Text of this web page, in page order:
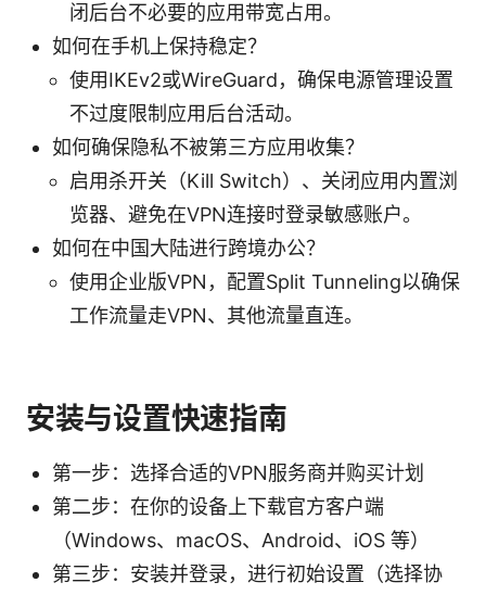
闭后台不必要的应用带宽占用。
如何在手机上保持稳定？
使用IKEv2或WireGuard，确保电源管理设置
不过度限制应用后台活动。
如何确保隐私不被第三方应用收集？
启用杀开关（Kill Switch）、关闭应用内置浏
览器、避免在VPN连接时登录敏感账户。
如何在中国大陆进行跨境办公？
使用企业版VPN，配置Split Tunneling以确保
工作流量走VPN、其他流量直连。
安装与设置快速指南
第一步：选择合适的VPN服务商并购买计划
第二步：在你的设备上下载官方客户端
（Windows、macOS、Android、iOS 等）
第三步：安装并登录，进行初始设置（选择协